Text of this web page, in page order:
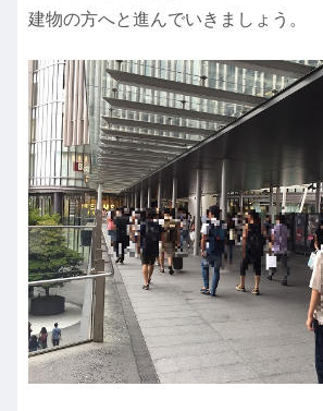
建物の方へと進んでいきましょう。